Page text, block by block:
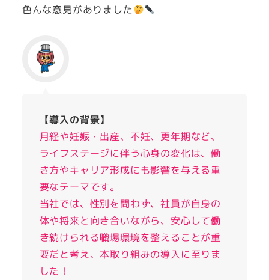
色んな意見がありました
【導入の背景】
月経や妊娠・出産、不妊、更年期など、
ライフステージに伴う心身の変化は、働
き方やキャリア形成にも影響を与える重
要なテーマです。
当社では、性別を問わず、社員が自身の
体や将来と向き合いながら、安心して働
き続けられる職場環境を整えることが重
要だと考え、本取り組みの導入に至りま
した！